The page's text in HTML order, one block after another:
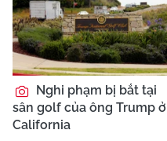
Nghi phạm bị bắt tại
sân golf của ông Trump ở
California